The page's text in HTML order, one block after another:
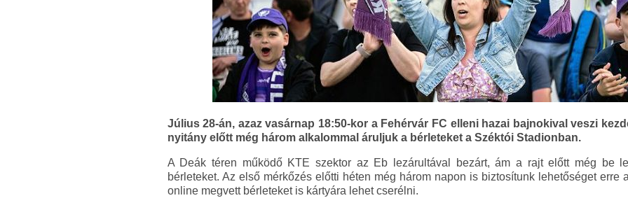
Július 28-án, azaz vasárnap 18:50-kor a Fehérvár FC elleni hazai bajnokival veszi
nyitány előtt még három alkalommal áruljuk a bérleteket a Széktói Stadionban.
A Deák téren működő KTE szektor az Eb lezárultával bezárt, ám a rajt előtt még be
bérleteket. Az első mérkőzés előtti héten még három napon is biztosítunk lehetőséget erre
online megvett bérleteket is kártyára lehet cserélni.